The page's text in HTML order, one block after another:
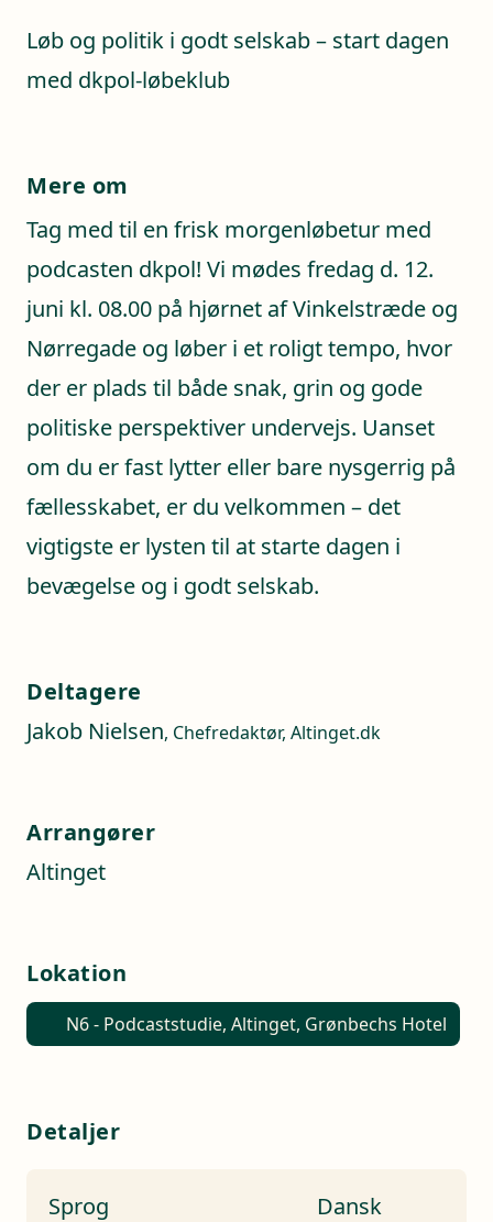
Løb og politik i godt selskab – start dagen
med dkpol-løbeklub
Mere om
Tag med til en frisk morgenløbetur med
podcasten dkpol! Vi mødes fredag d. 12.
juni kl. 08.00 på hjørnet af Vinkelstræde og
Nørregade og løber i et roligt tempo, hvor
der er plads til både snak, grin og gode
politiske perspektiver undervejs. Uanset
om du er fast lytter eller bare nysgerrig på
fællesskabet, er du velkommen – det
vigtigste er lysten til at starte dagen i
bevægelse og i godt selskab.
Deltagere
Jakob Nielsen, Chefredaktør, Altinget.dk
Arrangører
Altinget
Lokation
N6 - Podcaststudie, Altinget, Grønbechs Hotel
Detaljer
Sprog
Dansk